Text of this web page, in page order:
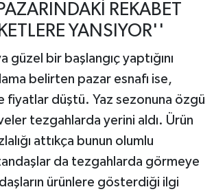
REKABET
YANSIYOR''
güzel bir başlangıç yaptığını
belirten pazar esnafı ise,
fiyatlar düştü. Yaz sezonuna özgü
tezgahlarda yerini aldı. Ürün
attıkça bunun olumlu
da tezgahlarda görmeye
ürünlere gösterdiği ilgi